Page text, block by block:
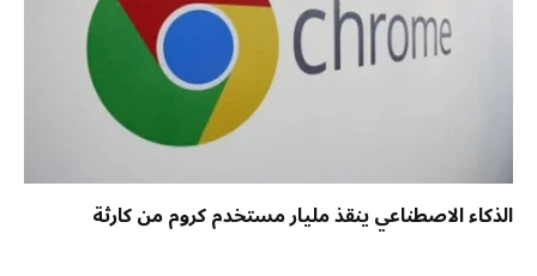
الذكاء الاصطناعي ينقذ مليار مستخدم كروم من كارثة